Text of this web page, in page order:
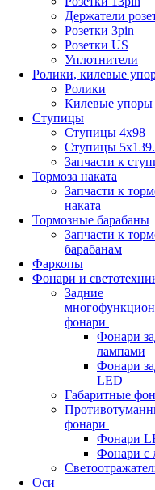
Держатели
Розетки 3pin
Розетки US
Уплотнители
Ролики, килевые
Ролики
Килевые упоры
Ступицы
Ступицы 4x98
Ступицы
Запчасти к
Тормоза наката
Запчасти к
наката
Тормозные барабаны
Запчасти к
барабанам
Фаркопы
Фонари и
Задние
фонари
Фонари
лампами
Фонари
LED
Габаритные
фонари
Фонари
Фонари с
Оси